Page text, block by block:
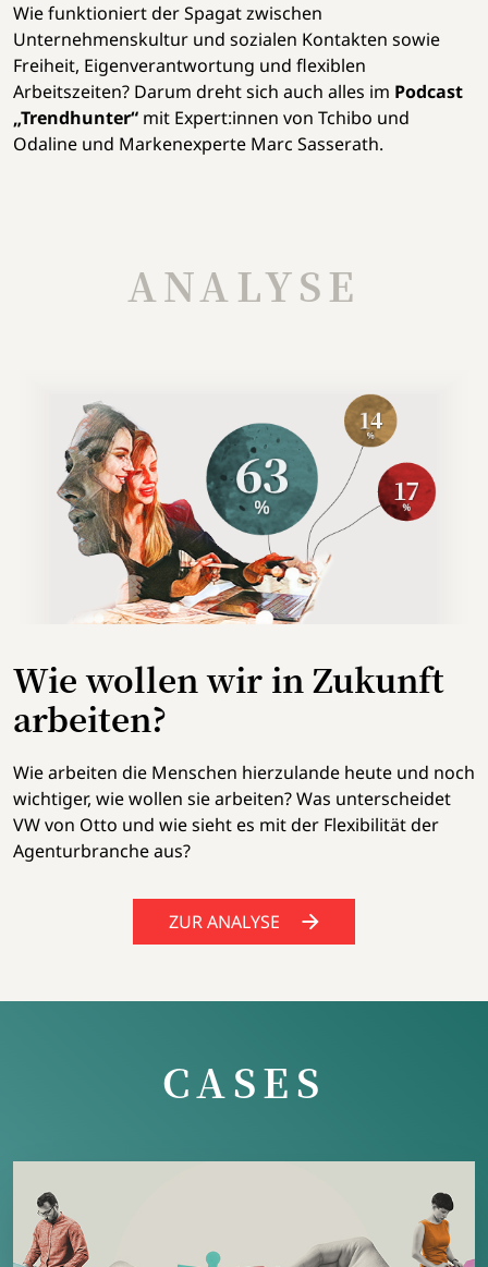
Wie funktioniert der Spagat zwischen
Unternehmenskultur und sozialen Kontakten sowie
Freiheit, Eigenverantwortung und flexiblen
Arbeitszeiten? Darum dreht sich auch alles im Podcast
„Trendhunter“ mit Expert:innen von Tchibo und
Odaline und Markenexperte Marc Sasserath.
ANALYSE
Wie wollen wir in Zukunft
arbeiten?
Wie arbeiten die Menschen hierzulande heute und noch
wichtiger, wie wollen sie arbeiten? Was unterscheidet
VW von Otto und wie sieht es mit der Flexibilität der
Agenturbranche aus?
ZUR ANALYSE
CASES